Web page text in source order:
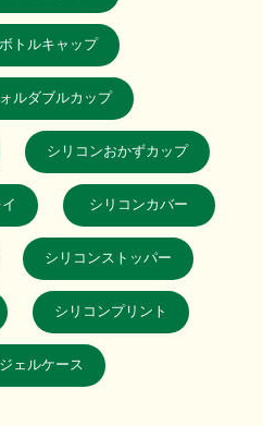
トルキャップ
ルダブルカップ
シリコンおかずカップ
シリコンカバー
シリコンストッパー
シリコンプリント
ェルケース